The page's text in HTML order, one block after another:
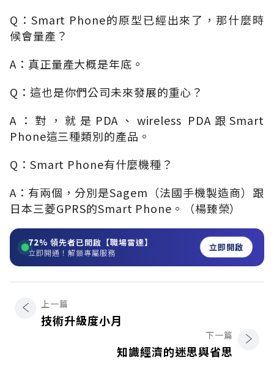
Q：Smart Phone的原型已經出來了，那什麼時
候會量產？
A：真正量產大概是年底。
Q：這也是你們公司未來發展的重心？
A：對，就是PDA、wireless PDA跟Smart
Phone這三種類別的產品。
Q：Smart Phone有什麼機種？
A：有兩個，分別是Sagem（法國手機製造商）跟
日本三菱GPRS的Smart Phone。（楊臻榮）
72% 領先者已開啟【職場雷達】
立即開通！解鎖專屬服務 立即開啟
上一篇
技術升級度小月
下一篇
知識經濟的迷思與省思